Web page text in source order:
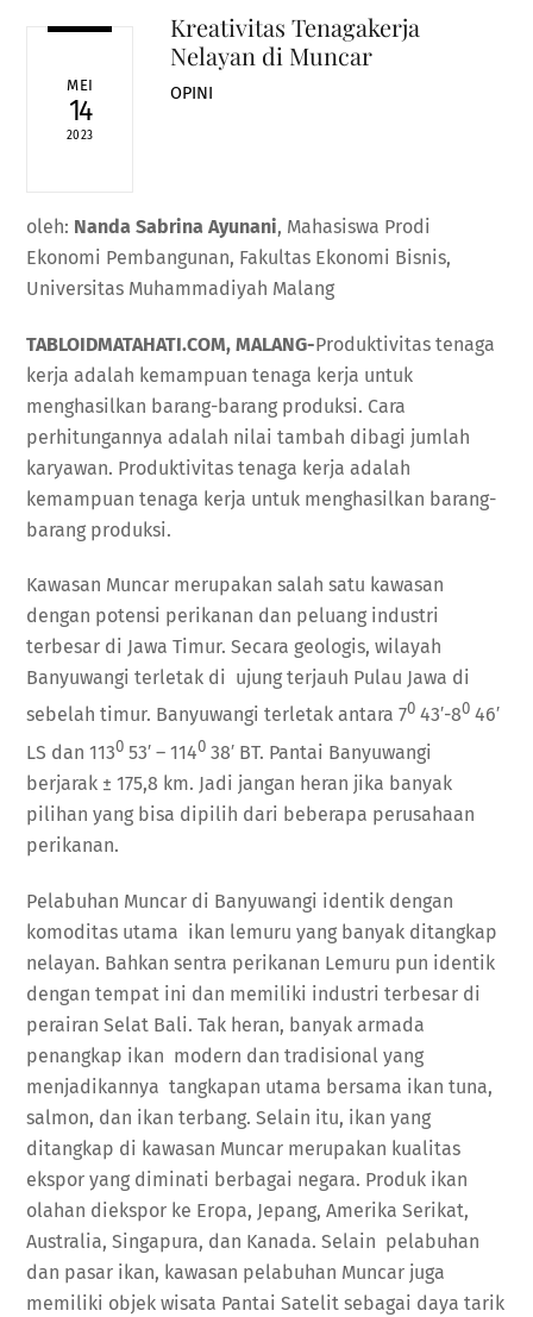
MEI
14
2023
Kreativitas Tenagakerja
Nelayan di Muncar
OPINI
oleh: Nanda Sabrina Ayunani, Mahasiswa Prodi
Ekonomi Pembangunan, Fakultas Ekonomi Bisnis,
Universitas Muhammadiyah Malang
TABLOIDMATAHATI.COM, MALANG-Produktivitas tenaga
kerja adalah kemampuan tenaga kerja untuk
menghasilkan barang-barang produksi. Cara
perhitungannya adalah nilai tambah dibagi jumlah
karyawan. Produktivitas tenaga kerja adalah
kemampuan tenaga kerja untuk menghasilkan barang-
barang produksi.
Kawasan Muncar merupakan salah satu kawasan
dengan potensi perikanan dan peluang industri
terbesar di Jawa Timur. Secara geologis, wilayah
Banyuwangi terletak di ujung terjauh Pulau Jawa di
sebelah timur. Banyuwangi terletak antara 70 43′-80 46′
LS dan 1130 53′ – 1140 38′ BT. Pantai Banyuwangi
berjarak ± 175,8 km. Jadi jangan heran jika banyak
pilihan yang bisa dipilih dari beberapa perusahaan
perikanan.
Pelabuhan Muncar di Banyuwangi identik dengan
komoditas utama ikan lemuru yang banyak ditangkap
nelayan. Bahkan sentra perikanan Lemuru pun identik
dengan tempat ini dan memiliki industri terbesar di
perairan Selat Bali. Tak heran, banyak armada
penangkap ikan modern dan tradisional yang
menjadikannya tangkapan utama bersama ikan tuna,
salmon, dan ikan terbang. Selain itu, ikan yang
ditangkap di kawasan Muncar merupakan kualitas
ekspor yang diminati berbagai negara. Produk ikan
olahan diekspor ke Eropa, Jepang, Amerika Serikat,
Australia, Singapura, dan Kanada. Selain pelabuhan
dan pasar ikan, kawasan pelabuhan Muncar juga
memiliki objek wisata Pantai Satelit sebagai daya tarik